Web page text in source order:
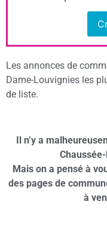
Les annonces de
Dame-Louvignies les
de liste.
Il n’y a
Mais on a pensé à
des pages de
à